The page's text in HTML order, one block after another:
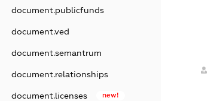
document.publicfunds
document.ved
document.semantrum
document.relationships
document.licenses new!